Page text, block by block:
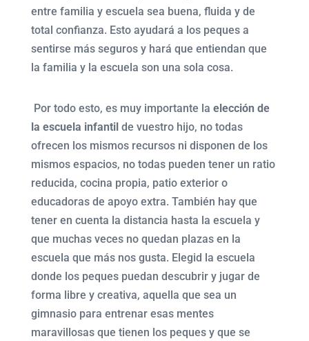
entre familia y escuela sea buena, fluida y de
total confianza. Esto ayudará a los peques a
sentirse más seguros y hará que entiendan que
la familia y la escuela son una sola cosa.
Por todo esto, es muy importante la elección de
la escuela infantilde vuestro hijo, no todas
ofrecen los mismos recursos ni disponen de los
mismos espacios, no todas pueden tener un ratio
reducida, cocina propia, patio exterior o
educadoras de apoyo extra. También hay que
tener en cuenta la distancia hasta la escuela y
que muchas veces no quedan plazas en la
escuela que más nos gusta. Elegid la escuela
donde los peques puedan descubrir y jugar de
forma libre y creativa, aquella que sea un
gimnasio para entrenar esas mentes
maravillosas que tienen los peques y que se